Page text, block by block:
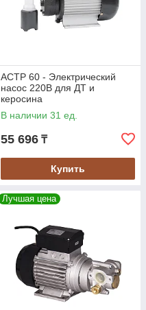
ACTP 60 - Электрический
насос 220В для ДТ и
керосина
В наличии 31 ед.
55 696 ₸
Купить
Лучшая цена